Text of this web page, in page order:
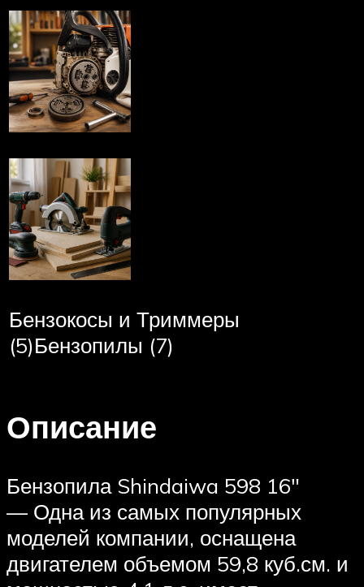
Бензокосы и Триммеры
(5)Бензопилы (7)
Описание
Бензопила Shindaiwa 598 16″
— Одна из самых популярных
моделей компании, оснащена
двигателем объемом 59,8 куб.см. и